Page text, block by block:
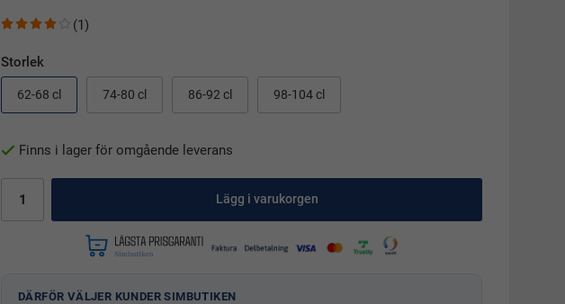
(1)
Storlek
62-68 cl 74-80 cl 86-92 cl 98-104 cl
Finns i lager för omgående leverans
Lägg i varukorgen
DÄRFÖR VÄLJER KUNDER SIMBUTIKEN